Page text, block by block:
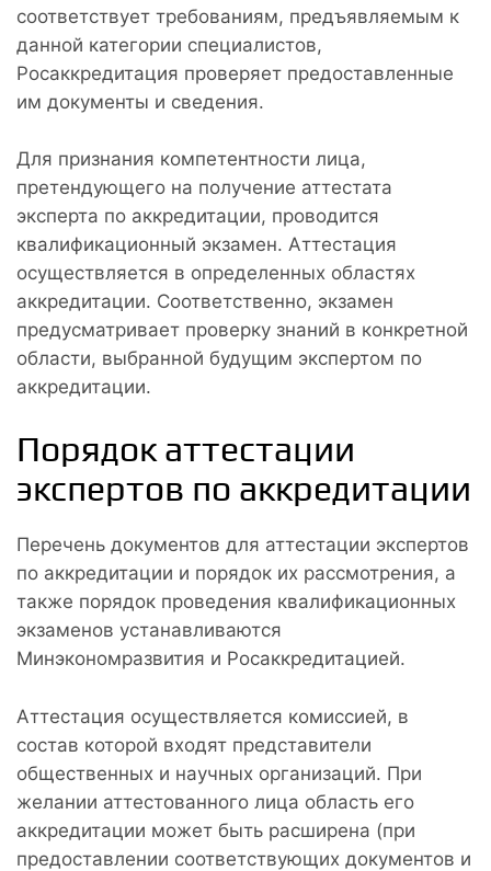
соответствует требованиям, предъявляемым к
данной категории специалистов,
Росаккредитация проверяет предоставленные
им документы и сведения.
Для признания компетентности лица,
претендующего на получение аттестата
эксперта по аккредитации, проводится
квалификационный экзамен. Аттестация
осуществляется в определенных областях
аккредитации. Соответственно, экзамен
предусматривает проверку знаний в конкретной
области, выбранной будущим экспертом по
аккредитации.
Порядок аттестации
экспертов по аккредитации
Перечень документов для аттестации экспертов
по аккредитации и порядок их рассмотрения, а
также порядок проведения квалификационных
экзаменов устанавливаются
Минэкономразвития и Росаккредитацией.
Аттестация осуществляется комиссией, в
состав которой входят представители
общественных и научных организаций. При
желании аттестованного лица область его
аккредитации может быть расширена (при
предоставлении соответствующих документов и